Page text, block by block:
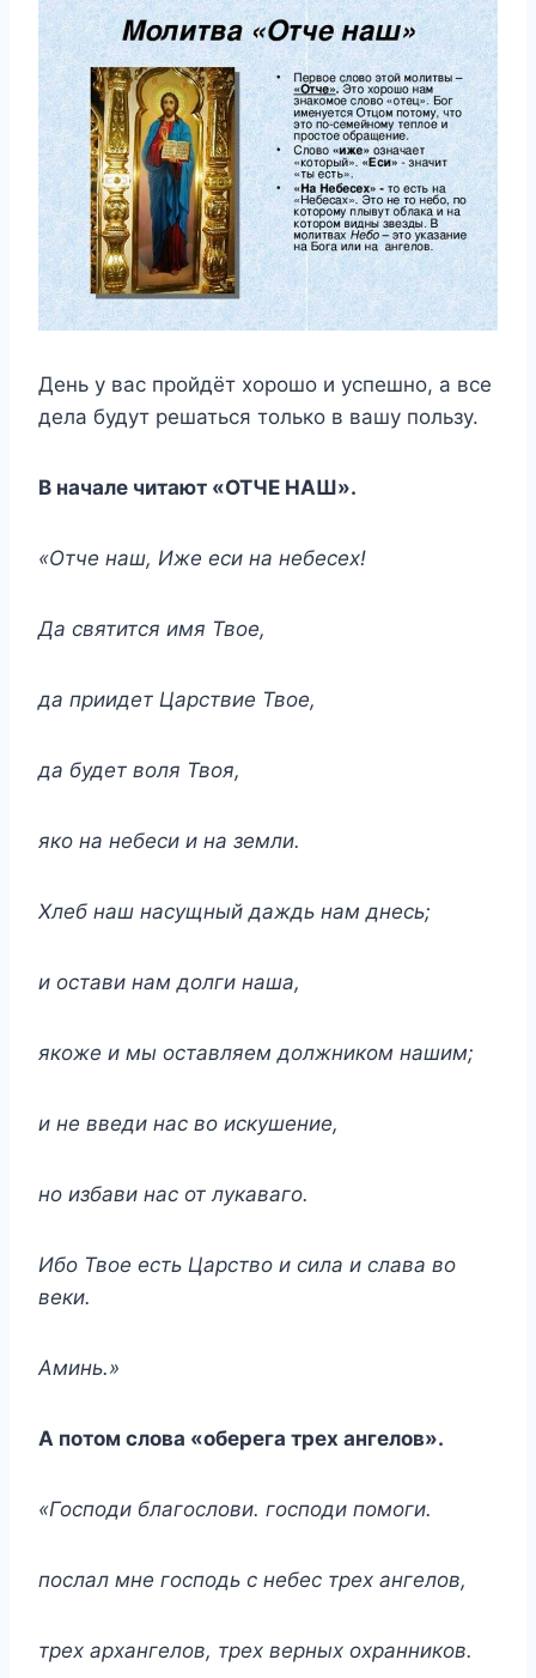
День у вас пройдёт хорошо и успешно, а все
дела будут решаться только в вашу пользу.
В начале читают «ОТЧЕ НАШ».
«Отче наш, Иже еси на небесех!
Да святится имя Твое,
да приидет Царствие Твое,
да будет воля Твоя,
яко на небеси и на земли.
Хлеб наш насущный даждь нам днесь;
и остави нам долги наша,
якоже и мы оставляем должником нашим;
и не введи нас во искушение,
но избави нас от лукаваго.
Ибо Твое есть Царство и сила и слава во
веки.
Аминь.»
А потом слова «оберега трех ангелов».
«Господи благослови. господи помоги.
послал мне господь с небес трех ангелов,
трех архангелов, трех верных охранников.